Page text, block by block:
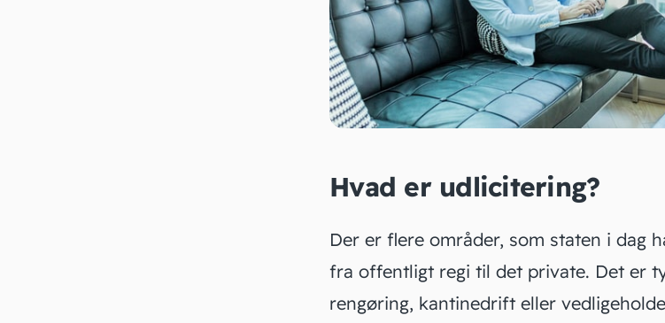
Hvad er udlicitering?
Der er flere områder, som staten i dag
fra offentligt regi til det private. Det er
rengøring, kantinedrift eller